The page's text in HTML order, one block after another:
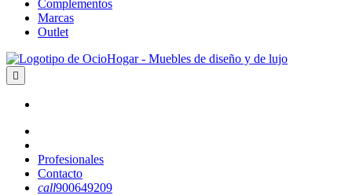
Complementos
Marcas
Outlet

Profesionales
Contacto
call900649209